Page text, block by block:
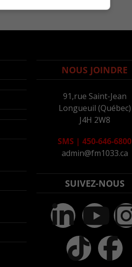
NOUS JOINDRE
91,rue Saint-Jean
Longueuil (Québec)
J4H 2W8
SMS | 450-646-6800
admin@fm1033.ca
SUIVEZ-NOUS